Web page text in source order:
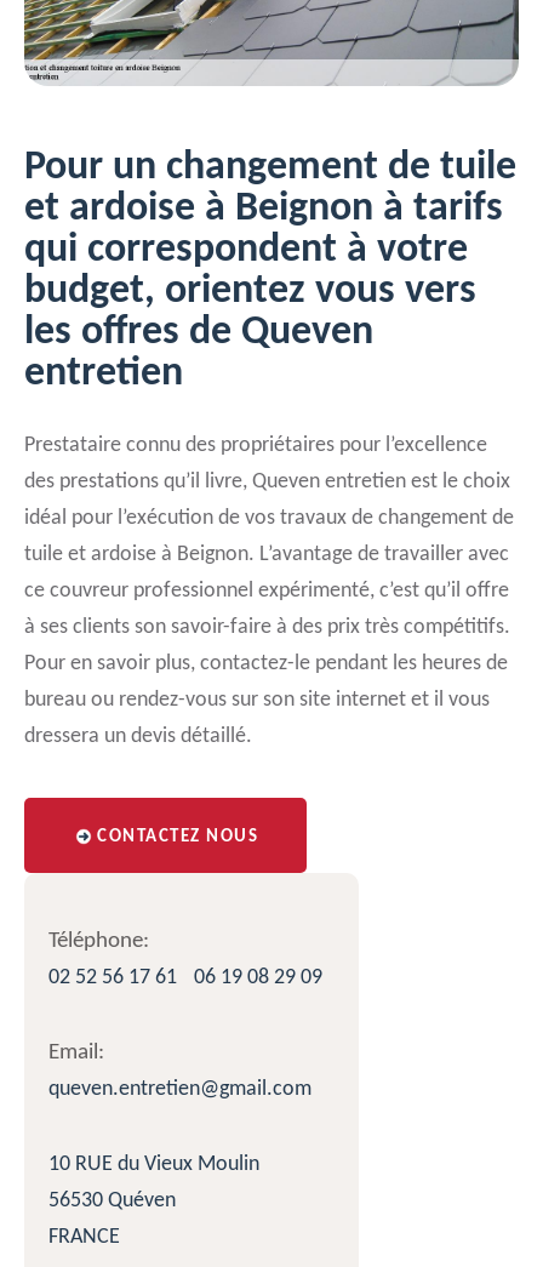
Pour un changement de tuile
et ardoise à Beignon à tarifs
qui correspondent à votre
budget, orientez vous vers
les offres de Queven
entretien
Prestataire connu des propriétaires pour l’excellence
des prestations qu’il livre, Queven entretien est le choix
idéal pour l’exécution de vos travaux de changement de
tuile et ardoise à Beignon. L’avantage de travailler avec
ce couvreur professionnel expérimenté, c’est qu’il offre
à ses clients son savoir-faire à des prix très compétitifs.
Pour en savoir plus, contactez-le pendant les heures de
bureau ou rendez-vous sur son site internet et il vous
dressera un devis détaillé.
CONTACTEZ NOUS
Téléphone:
02 52 56 17 61
06 19 08 29 09
Email:
queven.entretien@gmail.com
10 RUE du Vieux Moulin
56530 Quéven
FRANCE